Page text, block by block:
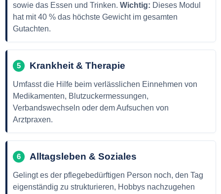
sowie das Essen und Trinken. Wichtig: Dieses Modul
hat mit 40 % das höchste Gewicht im gesamten
Gutachten.
5 Krankheit & Therapie
Umfasst die Hilfe beim verlässlichen Einnehmen von
Medikamenten, Blutzuckermessungen,
Verbandswechseln oder dem Aufsuchen von
Arztpraxen.
6 Alltagsleben & Soziales
Gelingt es der pflegebedürftigen Person noch, den Tag
eigenständig zu strukturieren, Hobbys nachzugehen